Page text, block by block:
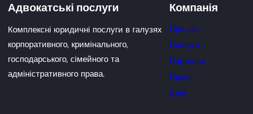
Адвокатські послуги
Комплексні юридичні послуги в галузях
корпоративного, кримінального,
господарського, сімейного та
адміністративного права.
Компанія
Про нас
Послуги
Партнери
Прайс
Блог